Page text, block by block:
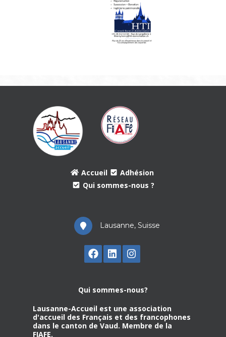
Accueil
Adhésion
Qui sommes-nous ?
Lausanne, Suisse
Qui sommes-nous?
Lausanne-Accueil est une association
d'accueil des Français et des francophones
dans le canton de Vaud. Membre de la
FIAFE.